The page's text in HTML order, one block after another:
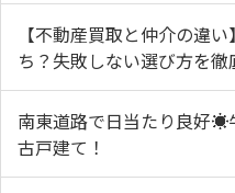
【不動産買取と仲介の違
ち？失敗しない選び方を徹
南東道路で日当たり良好☀️
古戸建て！